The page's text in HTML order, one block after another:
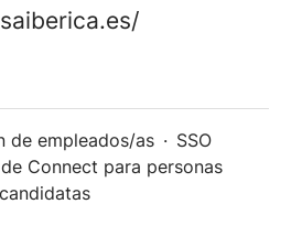
de empleados/as · SSO
Connect para personas
candidatas